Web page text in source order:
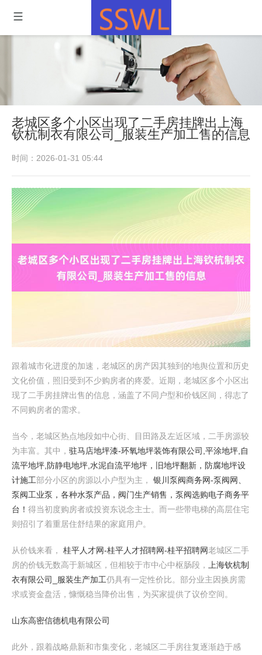
老城区多个小区出现了二手房挂牌出上海
钦杭制衣有限公司_服装生产加工售的信息
时间：2026-01-31 05:44
跟着城市化进度的加速，老城区的房产因其独到的地舆位置和历史
文化价值，照旧受到不少购房者的疼爱。近期，老城区多个小区出
现了二手房挂牌出售的信息，涵盖了不同户型和价钱区间，得志了
不同购房者的需求。
当今，老城区热点地段如中心街、目田路及左近区域，二手房源较
为丰富。其中， 驻马店地坪漆-环氧地坪装饰有限公司,平涂地坪,自
流平地坪,防静电地坪,水泥自流平地坪，旧地坪翻新，防腐地坪设
计施工部分小区的房源以小户型为主， 银川泵阀商务网-泵阀网、
泵阀工业泵，各种水泵产品，阀门生产销售，泵阀选购电子商务平
台！ 得当初度购房者或投资东说念主士。而一些带电梯的高层住宅
则招引了着重居住舒结果的家庭用户。
从价钱来看， 桂平人才网-桂平人才招聘网-桂平招聘网老城区二手
房的价钱无数高于新城区，但相较于市中心中枢肠段，
上海钦杭制
衣有限公司_服装生产加工仍具有一定性价比。部分业主因换房需
求或资金盘活，慷慨稳当降价出售，为买家提供了议价空间。
山东高密信德机电有限公司
此外，跟着战略鼎新和市集变化，老城区二手房往复逐渐趋于感